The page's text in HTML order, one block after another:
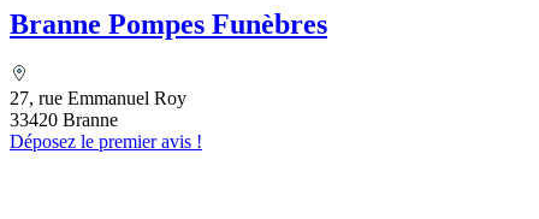
Branne Pompes Funèbres
27, rue Emmanuel Roy
33420 Branne
Déposez le premier avis !